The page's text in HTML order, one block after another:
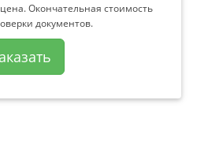
Окончательная стоимость
документов.